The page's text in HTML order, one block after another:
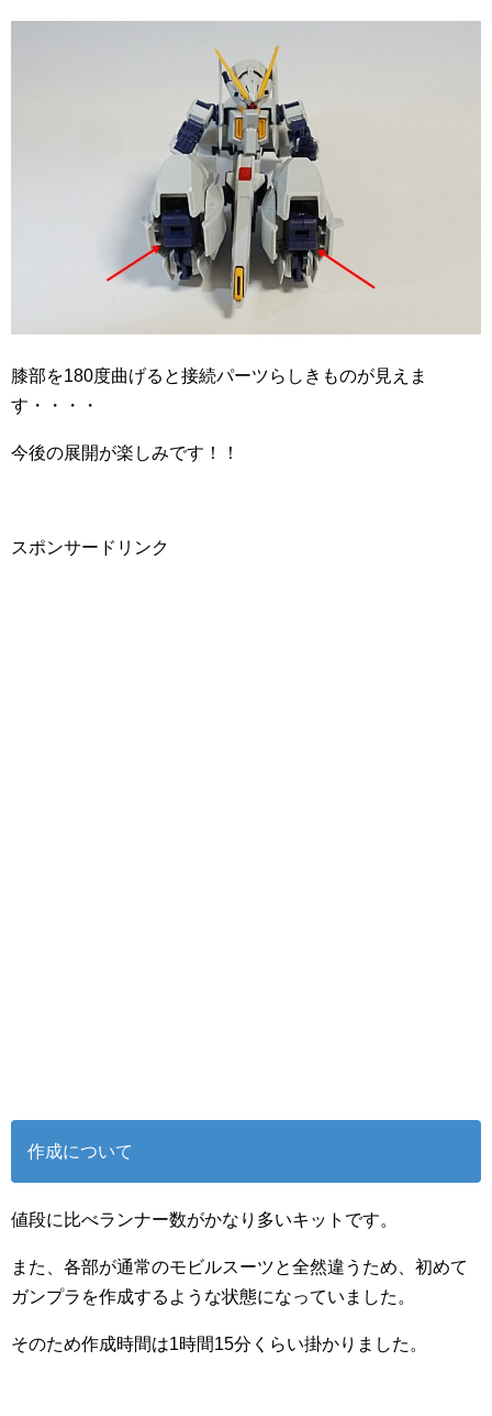
膝部を180度曲げると接続パーツらしきものが見えま
す・・・・
今後の展開が楽しみです！！
スポンサードリンク
作成について
値段に比べランナー数がかなり多いキットです。
また、各部が通常のモビルスーツと全然違うため、初めて
ガンプラを作成するような状態になっていました。
そのため作成時間は1時間15分くらい掛かりました。